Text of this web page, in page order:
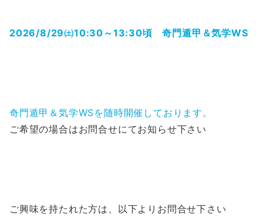
2026/8/29㈯10:30～13:30頃 奇門遁甲＆気学WS
奇門遁甲＆気学WSを随時開催しております。
ご希望の場合はお問合せにてお知らせ下さい
ご興味を持たれた方は、以下よりお問合せ下さい